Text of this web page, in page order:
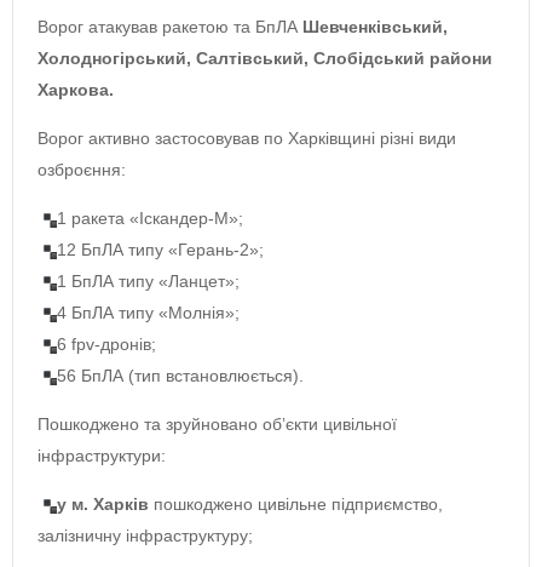
Ворог атакував ракетою та БпЛА Шевченківський,
Холодногірський, Салтівський, Слобідський райони
Харкова.
Ворог активно застосовував по Харківщині різні види
озброєння:
1 ракета «Іскандер-М»;
12 БпЛА типу «Герань-2»;
1 БпЛА типу «Ланцет»;
4 БпЛА типу «Молнія»;
6 fpv-дронів;
56 БпЛА (тип встановлюється).
Пошкоджено та зруйновано обʼєкти цивільної
інфраструктури:
у м. Харків пошкоджено цивільне підприємство,
залізничну інфраструктуру;